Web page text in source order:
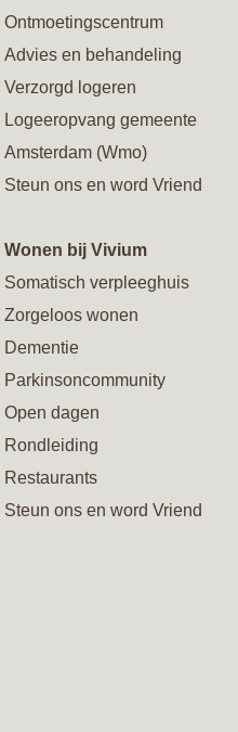
Ontmoetingscentrum
Advies en behandeling
Verzorgd logeren
Logeeropvang gemeente
Amsterdam (Wmo)
Steun ons en word Vriend
Wonen bij Vivium
Somatisch verpleeghuis
Zorgeloos wonen
Dementie
Parkinsoncommunity
Open dagen
Rondleiding
Restaurants
Steun ons en word Vriend